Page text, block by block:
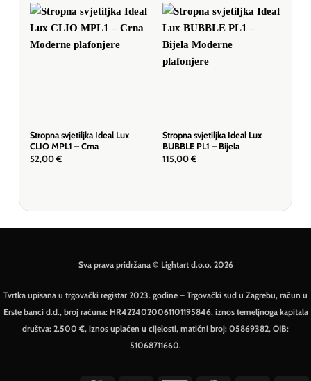
Stropna svjetiljka Ideal Lux
CLIO MPL1 – Crna
52,00 €
Stropna svjetiljka Ideal Lux
BUBBLE PL1 – Bijela
115,00 €
Sva prava pridržana © Lightart d.o.o. 2026
Tvrtka upisana u trgovački registar 2023. godine – Trgovački sud u Zagrebu, račun u
Erste banci d.d., broj računa: HR4224020061101195846, iznos temeljnoga kapitala
društva: 2.500 €, iznos uplaćen u cijelosti, matični broj: 05869382, OIB:
51068711660.